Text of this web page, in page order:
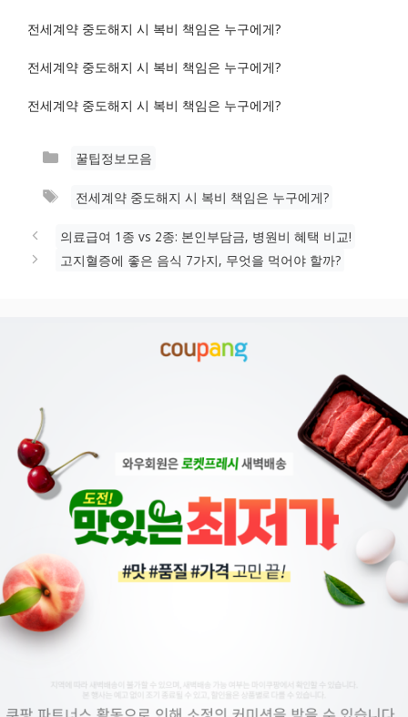
전세계약 중도해지 시 복비 책임은 누구에게?
전세계약 중도해지 시 복비 책임은 누구에게?
전세계약 중도해지 시 복비 책임은 누구에게?
카
고
꿀팁정보모음
태
전세계약 중도해지 시 복비 책임은 누구에게?
의료급여 1종 vs 2종: 본인부담금, 병원비 혜택 비교!
고지혈증에 좋은 음식 7가지, 무엇을 먹어야 할까?